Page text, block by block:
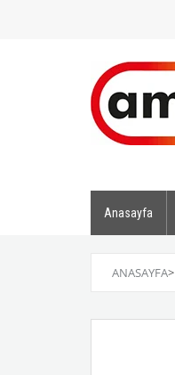
Anasayfa
ANASAYFA>